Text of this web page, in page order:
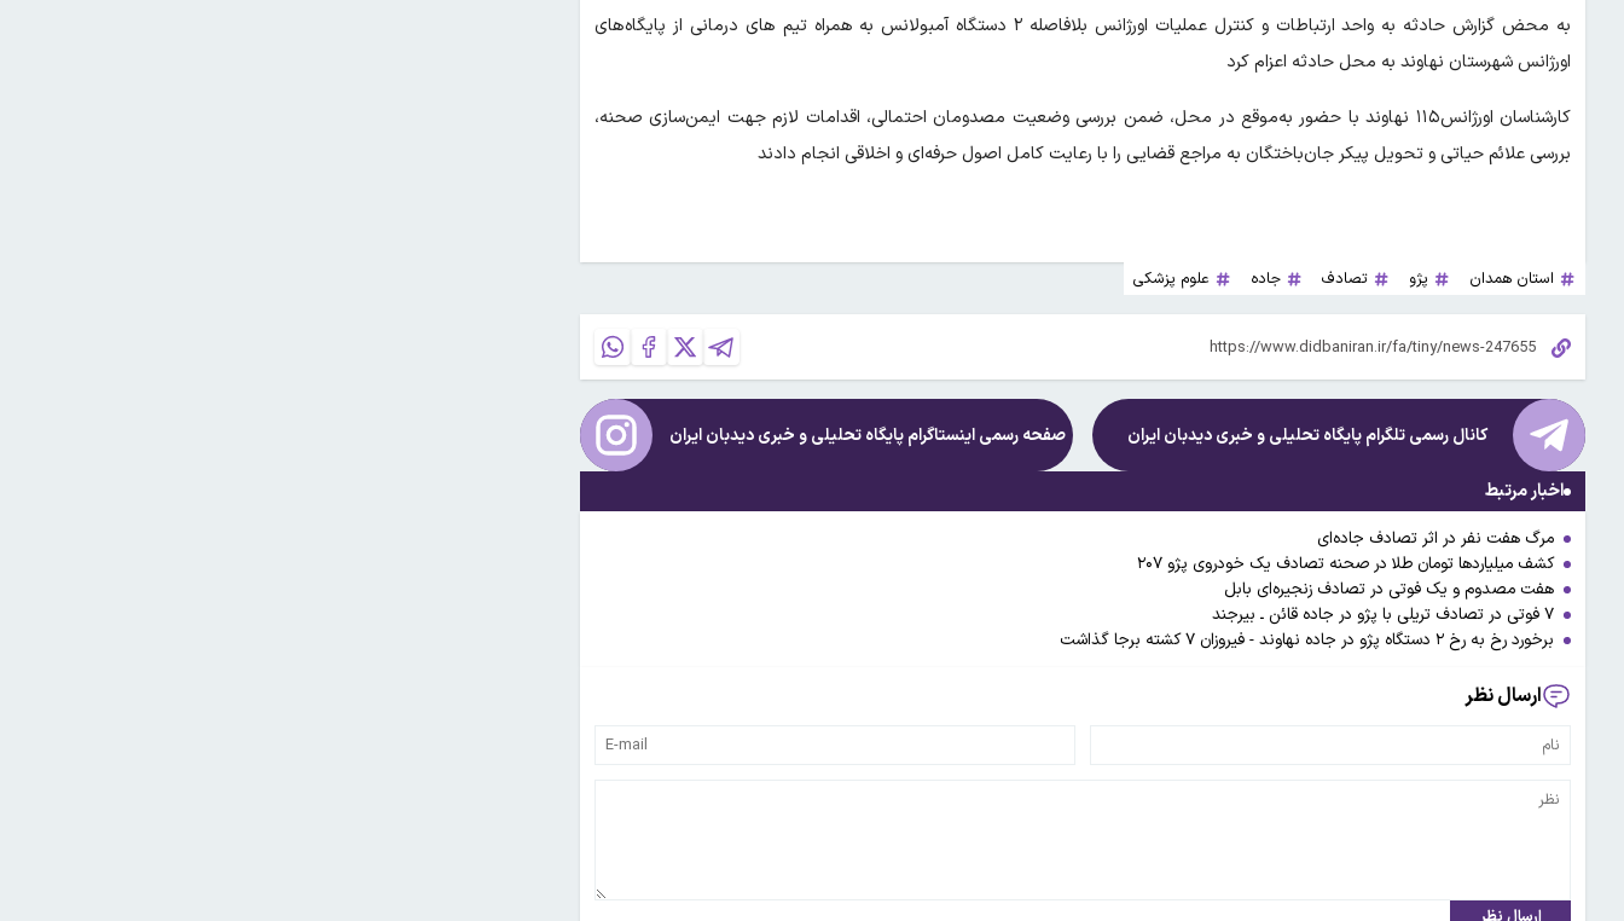
به محض گزارش حادثه به واحد ارتباطات و کنترل عملیات اورژانس بلافاصله ۲ دستگاه آمبولانس به همراه تیم های درمانی از پایگاه‌های
اورژانس شهرستان نهاوند به محل حادثه اعزام کرد
کارشناسان اورژانس۱۱۵ نهاوند با حضور به‌موقع در محل، ضمن بررسی وضعیت مصدومان احتمالی، اقدامات لازم جهت ایمن‌سازی صحنه،
بررسی علائم حیاتی و تحویل پیکر جان‌باختگان به مراجع قضایی را با رعایت کامل اصول حرفه‌ای و اخلاقی انجام دادند
استان همدان پژو تصادف جاده علوم پزشکی
کانال رسمی تلگرام پایگاه تحلیلی و خبریدیدبان ایران صفحه رسمی اینستاگرام پایگاه تحلیلی و خبریدیدبان ایران
اخبار مرتبط
مرگ هفت نفر در اثر تصادف جاده‌ای
کشف میلیارد‌ها تومان طلا در صحنه تصادف یک خودروی پژو ۲۰۷
هفت مصدوم و یک فوتی در تصادف زنجیره‌ای بابل
۷ فوتی در تصادف تریلی با پژو در جاده قائن ـ بیرجند
برخورد رخ به رخ ۲ دستگاه پژو در جاده نهاوند - فیروزان ۷ کشته برجا گذاشت
ارسال نظر